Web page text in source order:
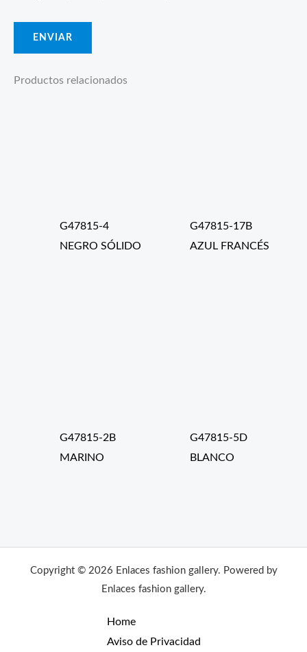
Productos relacionados
G47815-4
NEGRO SÓLIDO
G47815-17B
AZUL FRANCÉS
G47815-2B
MARINO
G47815-5D
BLANCO
Copyright © 2026 Enlaces fashion gallery. Powered by
Enlaces fashion gallery.
Home
Aviso de Privacidad